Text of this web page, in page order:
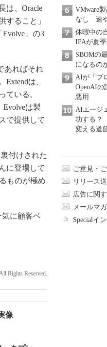
は、Oracle
すること」
」の3
あればそれ
は、
ている。
は製
で提供して
付けされた
に登場して
ものが極め
に顧客ベ
Rights Reserved.
VMware
なし 速
休暇中の
IPAが夏
SBOMの
になるの
AIが「プ
OpenAIの
悪用
AIエージ
功する？
変える道
ご意見・
リリース
広告に関
メールマ
Specialイ